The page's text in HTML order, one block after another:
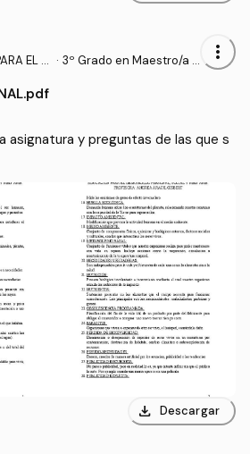
EL D
AMBIEN
· 3º Grado en Maestro/a d
more_vert
asignatura y preguntas de las que s
download Descargar